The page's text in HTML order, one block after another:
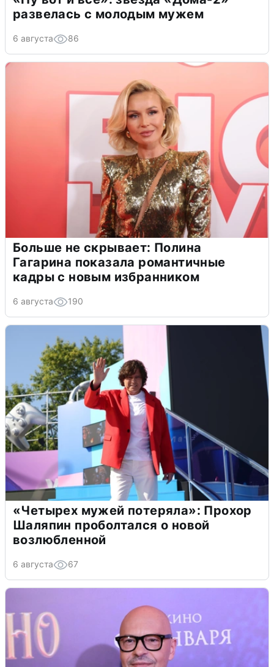
развелась с молодым мужем
6 августа 86
Больше не скрывает: Полина
Гагарина показала романтичные
кадры с новым избранником
6 августа 190
«Четырех мужей потеряла»: Прохор
Шаляпин проболтался о новой
возлюбленной
6 августа 67